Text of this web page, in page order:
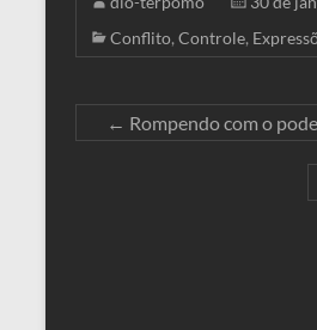
Conflito,Controle,
← Rompendo com o